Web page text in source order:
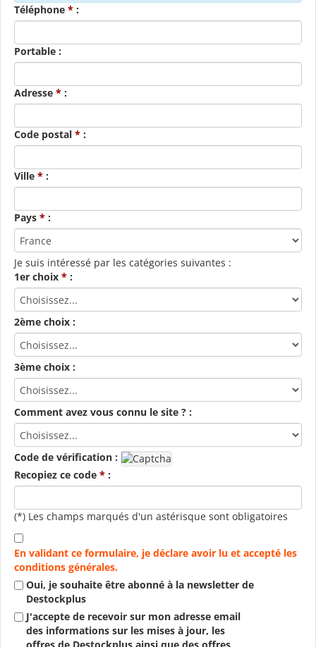
Téléphone * :
Portable :
Adresse * :
Code postal * :
Ville * :
Pays * :
Je suis intéressé par les catégories suivantes :
1er choix * :
2ème choix :
3ème choix :
Comment avez vous connu le site ? :
Code de vérification :
Recopiez ce code * :
(*) Les champs marqués d'un astérisque sont obligatoires
En validant ce formulaire, je déclare avoir lu et accepté les
conditions générales.
Oui, je souhaite être abonné à la newsletter de
Destockplus
J'accepte de recevoir sur mon adresse email
des informations sur les mises à jour, les